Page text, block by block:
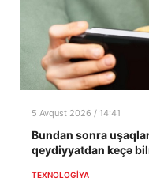
5 Avqust 2026 / 14:41
Bundan sonra
qeydiyyatdan keçə
TEXNOLOGIYA